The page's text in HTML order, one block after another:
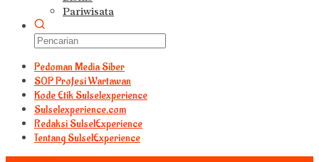
Pariwisata
Pedoman Media Siber
S0P Profesi Wartawan
Kode Etik Sulselexperience
Sulselexperience.com
Redaksi SulselExperience
Tentang SulselExperience